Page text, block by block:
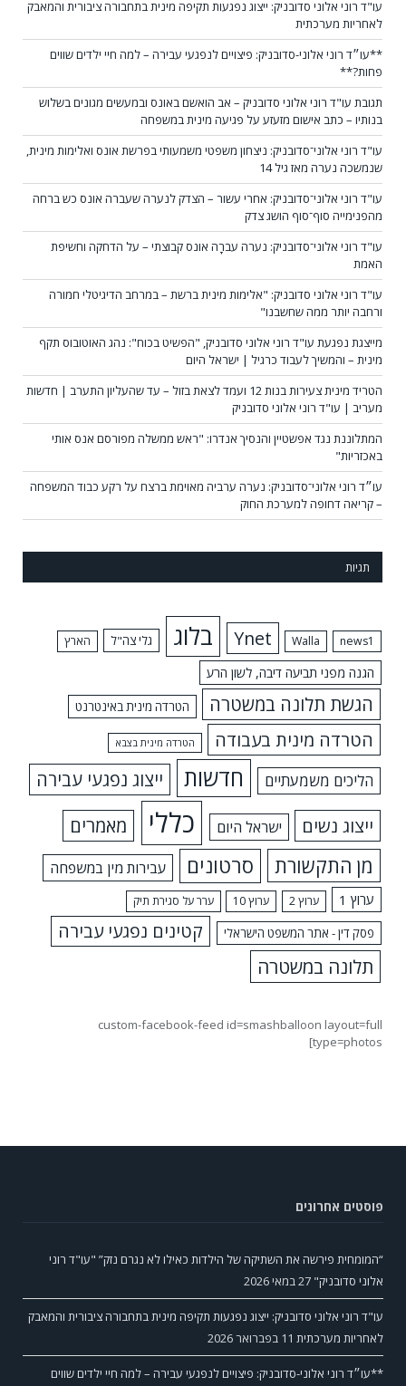
עו"ד רוני אלוני סדובניק: ייצוג נפגעות תקיפה מינית בתחבורה ציבורית והמאבק
לאחריות מערכתית
**עו״ד רוני אלוני-סדובניק: פיצויים לנפגעי עבירה – למה חיי ילדים שווים
פחות?**
תגובת עו"ד רוני אלוני סדובניק – אב הואשם באונס ובמעשים מגונים בשלוש
בנותיו – כתב אישום מזעזע על פגיעה מינית במשפחה
עו"ד רוני אלוני־סדובניק: ניצחון משפטי משמעותי בפרשת אונס ואלימות מינית,
שנמשכה נערה מאז גיל 14
עו"ד רוני אלוני־סדובניק: אחרי עשור – הצדק לנערה שעברה אונס כש ברחה
מהפנימייה סוף־סוף הושג צדק
עו"ד רוני אלוני־סדובניק: נערה עברָה אונס קבוצתי – על הדחקה וחשיפת
האמת
עו"ד רוני אלוני סדובניק: "אלימות מינית ברשת – במרחב הדיגיטלי חמורה
ורחבה יותר ממה שחשבנו"
מייצגת נפגעת עו"ד רוני אלוני סדובניק, "הפשיט בכוח": נהג האוטובוס תקף
מינית – והמשיך לעבוד כרגיל | ישראל היום
הטריד מינית צעירות בנות 12 ועמד לצאת בזול – עד שהעליון התערב | חדשות
מעריב | עו"ד רוני אלוני סדובניק
המתלוננת נגד אפשטיין והנסיך אנדרו: "ראש ממשלה מפורסם אנס אותי
באכזריות"
עו״ד רוני אלוני־סדובניק: נערה ערביה מאוימת ברצח על רקע כבוד המשפחה
– קריאה דחופה למערכת החוק
תגיות
news1
Walla
Ynet בלוג גלי צה"ל הארץ
הגנה מפני תביעה דיבה, לשון הרע
הגשת תלונה במשטרה הטרדה מינית באינטרנט
הטרדה מינית בעבודה הטרדה מינית בצבא
הליכים משמעתיים חדשות
ייצוג נפגעי עבירה
ייצוג נשים
ישראל היום כללי מאמרים
מן התקשורת סרטונים עבירות מין במשפחה
ערוץ 1 ערוץ 2 ערוץ 10 ערר על סגירת תיק
פסק דין - אתר המשפט הישראלי קטינים נפגעי עבירה
תלונה במשטרה
custom-facebook-feed id=smashballoon layout=full
type=photos]
פוסטים אחרונים
“המומחית פירשה את השתיקה של הילדות כאילו לא נגרם נזק” "עו"ד רוני
אלוני סדובניק" 27 במאי 2026
עו"ד רוני אלוני סדובניק: ייצוג נפגעות תקיפה מינית בתחבורה ציבורית והמאבק
לאחריות מערכתית 11 בפברואר 2026
**עו״ד רוני אלוני-סדובניק: פיצויים לנפגעי עבירה – למה חיי ילדים שווים